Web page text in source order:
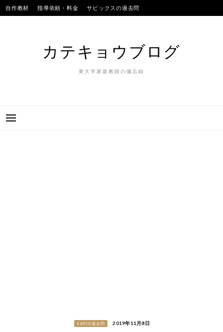
Skip
to
自作教材 指導依頼・料金 サピックスの過去問
カテキョウブログ
東大卒家庭教師の備忘録
SAPIX過去問 2019年11月8日